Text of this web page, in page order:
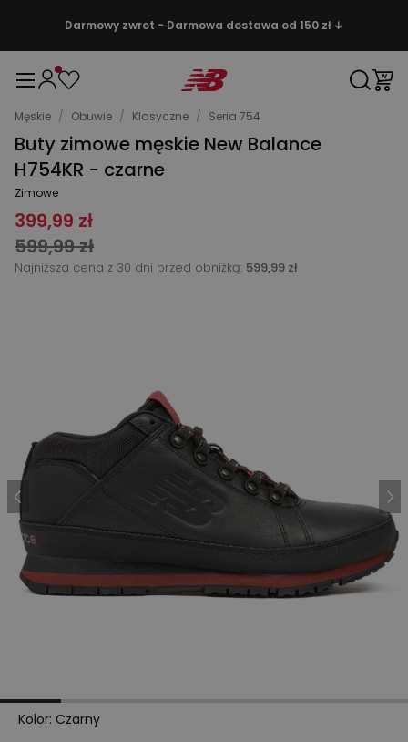
Darmowy zwrot - Darmowa dostawa od 150 zł ↓
Męskie / Obuwie / Klasyczne / Seria 754
Buty zimowe męskie New Balance
H754KR - czarne
Zimowe
399,99 zł
599,99 zł
Najniższa cena z 30 dni przed obniżką: 599,99 zł
Kolor: Czarny